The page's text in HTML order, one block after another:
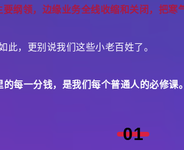
要纲领，边缘业务全线收缩和关闭，把寒
此，更别说我们这些小老百姓了。
的每一分钱，是我们每个普通人的必修课
01